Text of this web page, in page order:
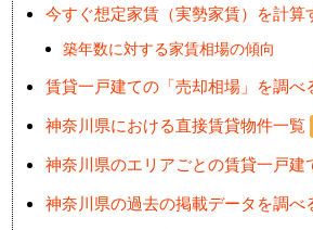
今すぐ想定家賃（実勢家賃）を計算
築年数に対する家賃相場の傾向
賃貸一戸建ての「売却相場」を調べ
神奈川県における直接賃貸物件一覧
神奈川県のエリアごとの賃貸一戸建
神奈川県の過去の掲載データを調べ